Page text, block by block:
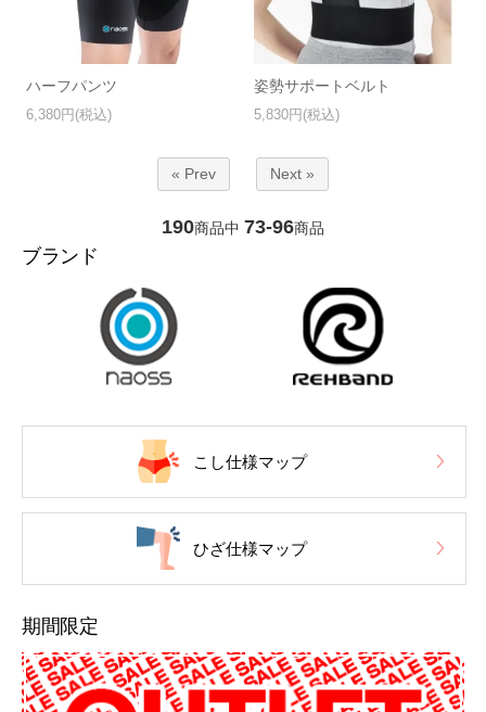
ハーフパンツ
6,380円(税込)
姿勢サポートベルト
5,830円(税込)
« Prev Next »
190商品中 73-96商品
ブランド
こし仕様マップ
ひざ仕様マップ
期間限定